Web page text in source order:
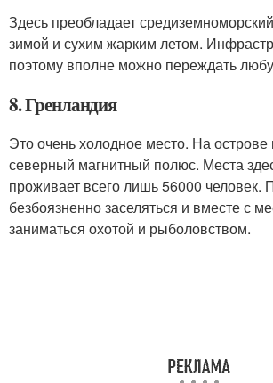
Здесь преобладает
зимой и сухим жарким летом.
поэтому вполне можно переждать
8. Гренландия
Это очень холодное место. На острове
северный магнитный полюс. Места
проживает всего лишь 56000 человек.
безбоязненно заселяться и вместе с
заниматься охотой и рыболовством.